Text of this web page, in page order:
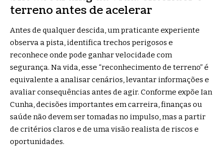
terreno antes de acelerar
Antes de qualquer descida, um praticante experiente
observa a pista, identifica trechos perigosos e
reconhece onde pode ganhar velocidade com
segurança. Na vida, esse “reconhecimento de terreno” é
equivalente a analisar cenários, levantar informações e
avaliar consequências antes de agir. Conforme expõe Ian
Cunha, decisões importantes em carreira, finanças ou
saúde não devem ser tomadas no impulso, mas a partir
de critérios claros e de uma visão realista de riscos e
oportunidades.